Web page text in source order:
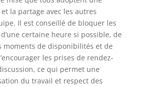
la partage avec les autres
Il est conseillé de bloquer les
certaine heure si possible, de
moments de disponibilités et de
les prises de rendez-
ce qui permet une
du travail et respect des